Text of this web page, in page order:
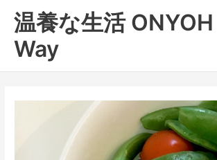
温養な生活 ONYOH
Way